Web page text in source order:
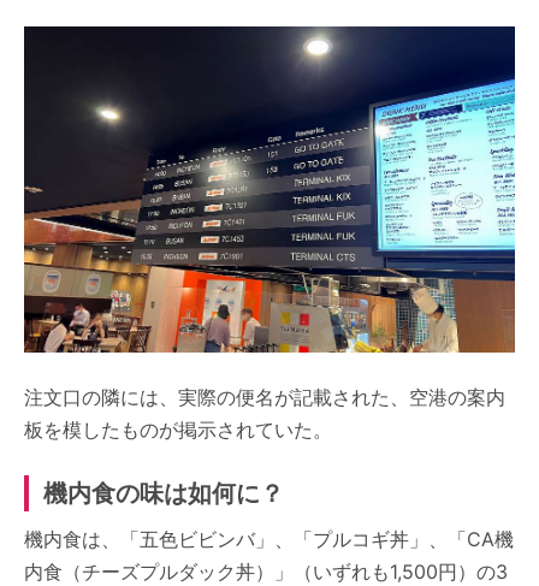
注文口の隣には、実際の便名が記載された、空港の案内
板を模したものが掲示されていた。
機内食の味は如何に？
機内食は、「五色ビビンバ」、「プルコギ丼」、「CA機
内食（チーズプルダック丼）」（いずれも1,500円）の3